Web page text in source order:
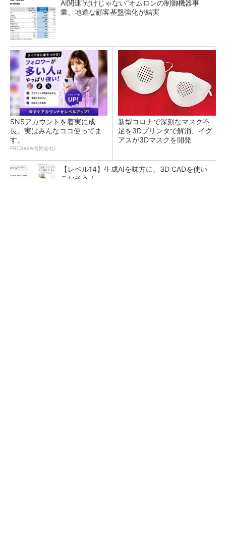
AI関連“だけじゃない”オムロンの制御機器事
業、地道な顧客基盤強化が結実
SNSアカウントを着実に成
長。実はみんなココ使ってま
す。
PR(Dreaw合同会社)
新型コロナで深刻なマスク不
足を3Dプリンタで解消、イグ
アスが3Dマスクを開発
【レベル14】生成AIを味方に、3D CADを使い
こなそう！